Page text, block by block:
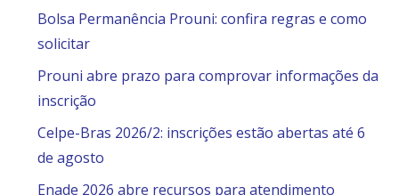
Bolsa Permanência Prouni: confira regras e como
solicitar
Prouni abre prazo para comprovar informações da
inscrição
Celpe-Bras 2026/2: inscrições estão abertas até 6
de agosto
Enade 2026 abre recursos para atendimento